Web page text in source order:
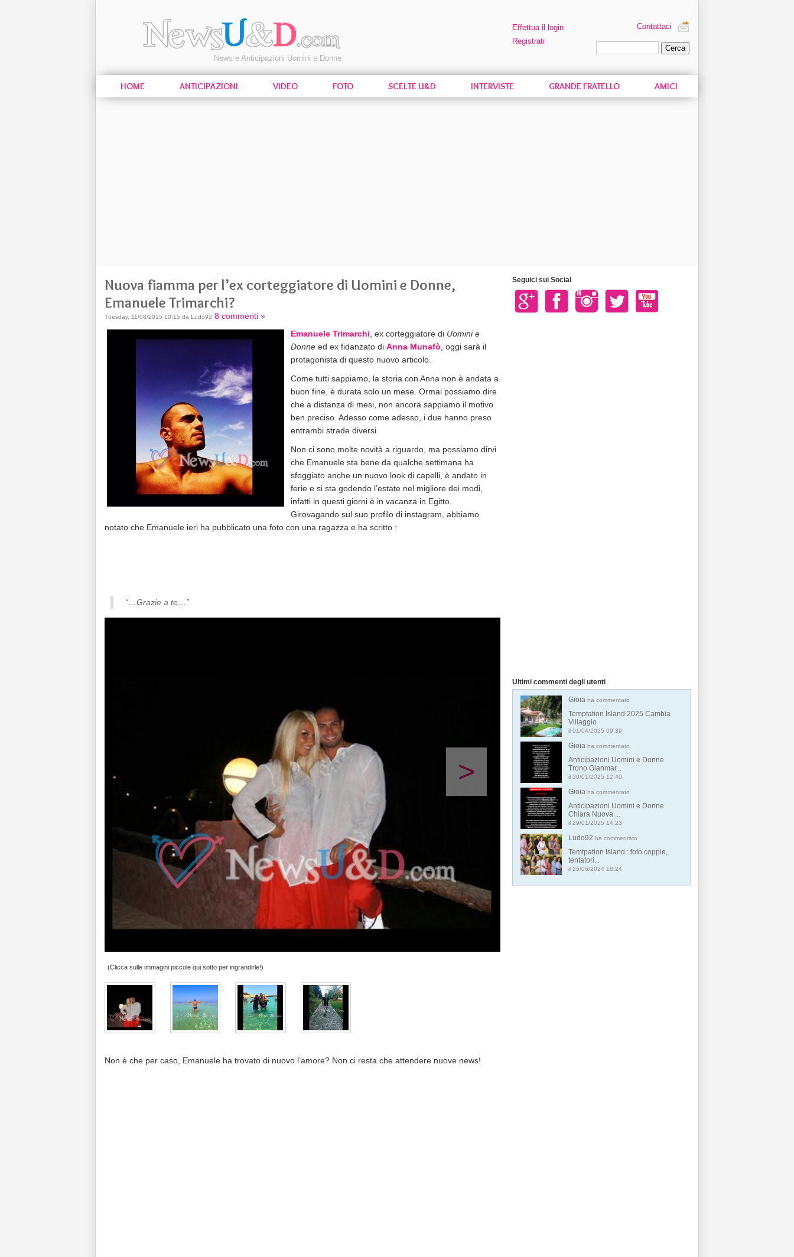
News e Anticipazioni Uomini e Donne
Effettua il login
Registrati
Contattaci
HOME ANTICIPAZIONI VIDEO FOTO SCELTE U&D INTERVISTE GRANDE FRATELLO AMICI
Nuova fiamma per l’ex corteggiatore di Uomini e Donne,
Emanuele Trimarchi?
Tuesday, 11/08/2015 10:15 da Ludo92 8 commenti »
Emanuele Trimarchi , ex corteggiatore di Uomini e
Donne ed ex fidanzato di Anna Munafò , oggi sarà il
protagonista di questo nuovo articolo.
Come tutti sappiamo, la storia con Anna non è andata a
buon fine, è durata solo un mese. Ormai possiamo dire
che a distanza di mesi, non ancora sappiamo il motivo
ben preciso. Adesso come adesso, i due hanno preso
entrambi strade diversi.
Non ci sono molte novità a riguardo, ma possiamo dirvi
che Emanuele sta bene da qualche settimana ha
sfoggiato anche un nuovo look di capelli, è andato in
ferie e si sta godendo l’estate nel migliore dei modi,
infatti in questi giorni è in vacanza in Egitto.
Girovagando sul suo profilo di instagram, abbiamo
notato che Emanuele ieri ha pubblicato una foto con una ragazza e ha scritto :
“…Grazie a te…”
>
(Clicca sulle immagini piccole qui sotto per ingrandirle!)
Non è che per caso, Emanuele ha trovato di nuovo l’amore? Non ci resta che attendere nuove news!
Seguici sui Social
Ultimi commenti degli utenti
Gioia ha commentato
Temptation Island 2025 Cambia
Villaggio
il 01/04/2025 09:39
Gioia ha commentato
Anticipazioni Uomini e Donne
Trono Gianmar...
il 30/01/2025 12:40
Gioia ha commentato
Anticipazioni Uomini e Donne
Chiara Nuova ...
il 29/01/2025 14:23
Ludo92 ha commentato
Temtpation Island : foto coppie,
tentatori...
il 25/06/2024 18:24